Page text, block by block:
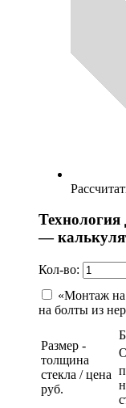
Технология
—
Кол-во:
«Монтаж на
на болты из
Размер -
толщина
стекла / цена
руб.